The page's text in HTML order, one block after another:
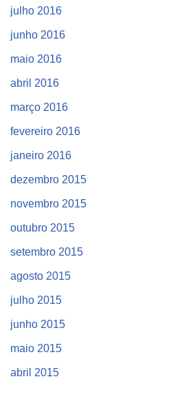
julho 2016
junho 2016
maio 2016
abril 2016
março 2016
fevereiro 2016
janeiro 2016
dezembro 2015
novembro 2015
outubro 2015
setembro 2015
agosto 2015
julho 2015
junho 2015
maio 2015
abril 2015